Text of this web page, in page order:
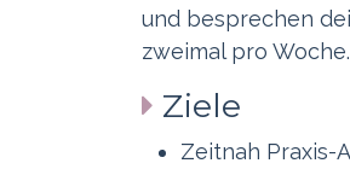
und besprechen
zweimal pro
Ziele
Zeitnah Praxis-